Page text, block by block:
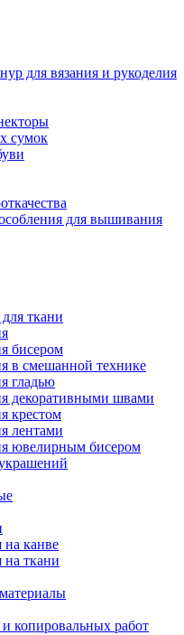
для вязания и рукоделия
сумок
для вышивания
ткани
бисером
в смешанной технике
гладью
декоративными швами
крестом
лентами
ювелирным бисером
канве
ткани
копировальных работ